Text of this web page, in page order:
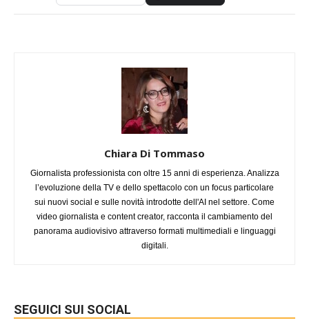
Chiara Di Tommaso
Giornalista professionista con oltre 15 anni di esperienza. Analizza
l’evoluzione della TV e dello spettacolo con un focus particolare
sui nuovi social e sulle novità introdotte dell'AI nel settore. Come
video giornalista e content creator, racconta il cambiamento del
panorama audiovisivo attraverso formati multimediali e linguaggi
digitali.
SEGUICI SUI SOCIAL